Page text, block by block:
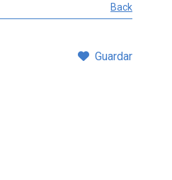
Back
Guardar